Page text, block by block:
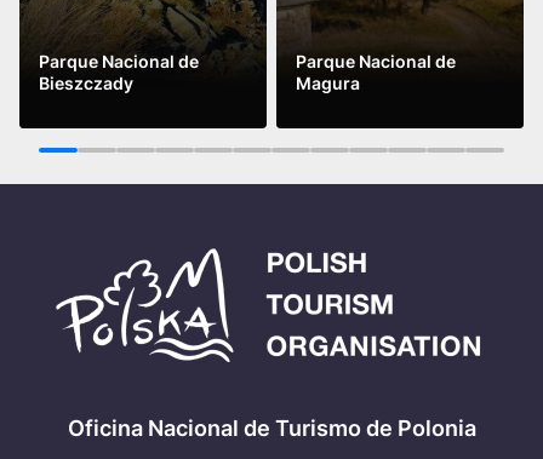
Parque Nacional de
Bieszczady
Leer más
Parque Nacional de
Magura
Leer más
1 2 3 4 5 6 7 8 9 10 11 12
Oficina Nacional de Turismo de Polonia